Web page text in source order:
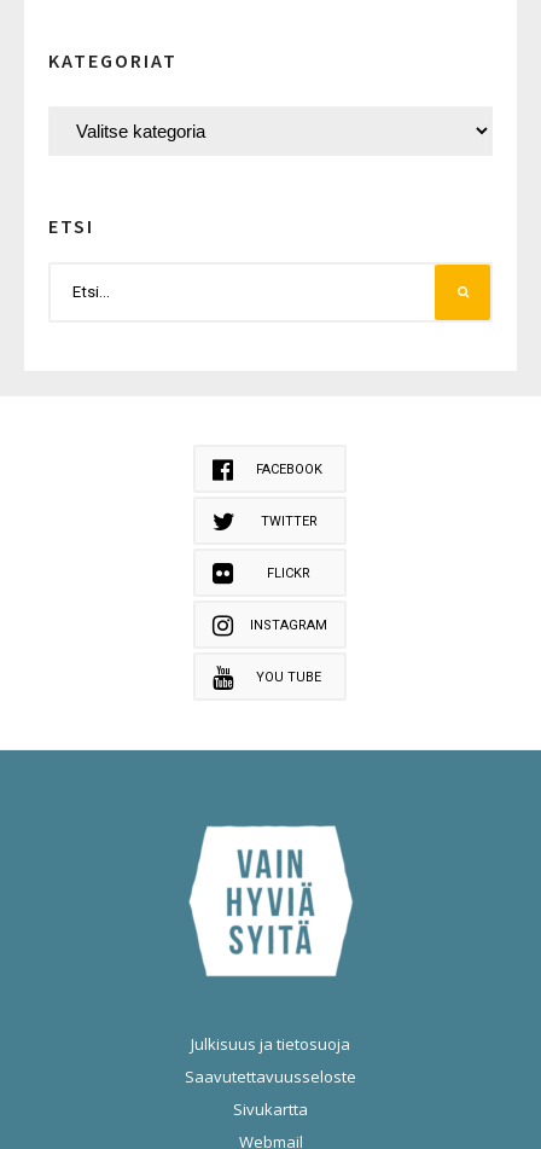
KATEGORIAT
ETSI
FACEBOOK
TWITTER
FLICKR
INSTAGRAM
YOU TUBE
Julkisuus ja tietosuoja
Saavutettavuusseloste
Sivukartta
Webmail